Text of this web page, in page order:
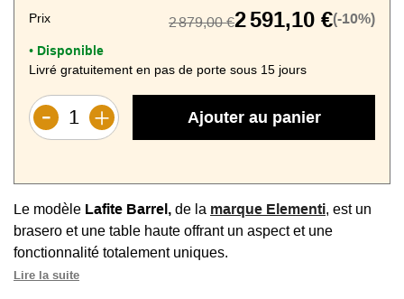
Prix 2 879,00 €2 591,10 €(-10%)
• Disponible
Livré gratuitement en pas de porte sous 15 jours
Ajouter au panier
Le modèle Lafite Barrel, de la marque Elementi, est un
brasero et une table haute offrant un aspect et une
fonctionnalité totalement uniques.
Ce modèle offre un bel esprit rustique et industriel avec sa
Lire la suite